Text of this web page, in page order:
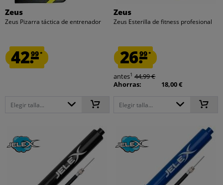
Zeus
Zeus Pizarra táctica de entrenador
42.99*
Elegir talla...
Zeus
Zeus Esterilla de fitness profesional
26.99*
antes1 44,99 €
Ahorras:
18,00 €
Elegir talla...